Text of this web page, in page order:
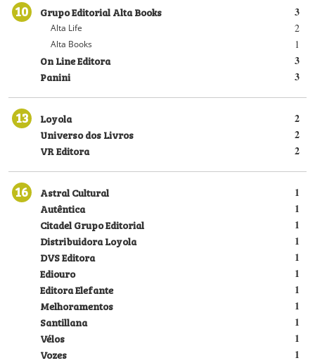
10 3
Grupo Editorial Alta Books
2
Alta Life
1
Alta Books
3
On Line Editora
3
Panini
13 2
Loyola
2
Universo dos Livros
2
VR Editora
16 1
Astral Cultural
1
Autêntica
1
Citadel Grupo Editorial
1
Distribuidora Loyola
1
DVS Editora
1
Ediouro
1
Editora Elefante
1
Melhoramentos
1
Santillana
1
Vélos
1
Vozes